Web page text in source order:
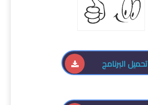
تحميل البرنامج